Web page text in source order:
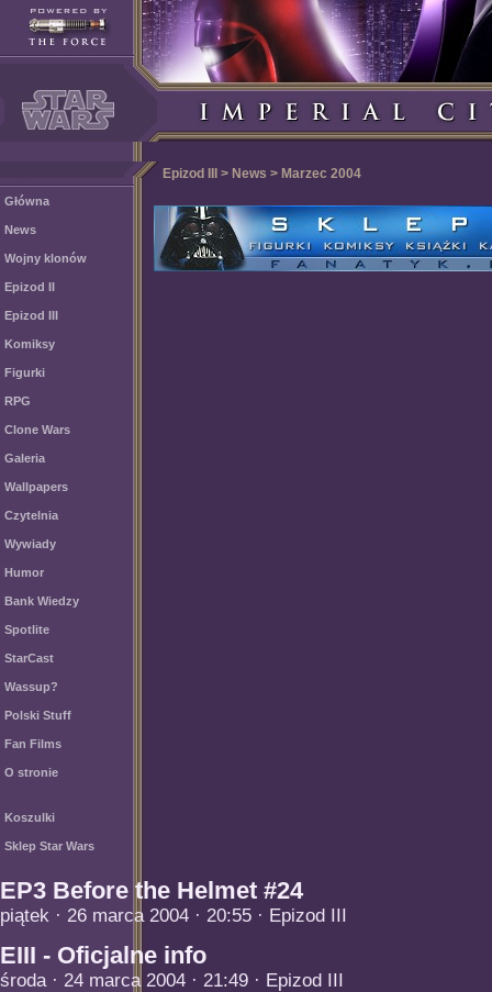
Epizod III > News > Marzec 2004
Główna
News
Wojny klonów
Epizod II
Epizod III
Komiksy
Figurki
RPG
Clone Wars
Galeria
Wallpapers
Czytelnia
Wywiady
Humor
Bank Wiedzy
Spotlite
StarCast
Wassup?
Polski Stuff
Fan Films
O stronie
Koszulki
Sklep Star Wars
EP3 Before the Helmet #24
piątek · 26 marca 2004 · 20:55 · Epizod III
EIII - Oficjalne info
środa · 24 marca 2004 · 21:49 · Epizod III